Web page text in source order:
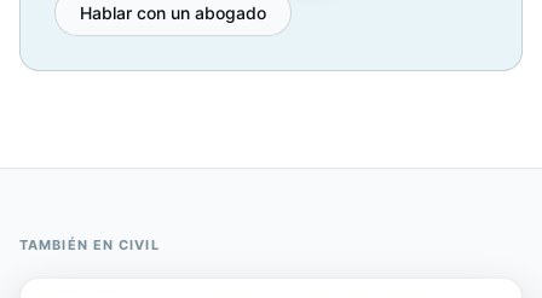
Hablar con un abogado
TAMBIÉN ENCIVIL